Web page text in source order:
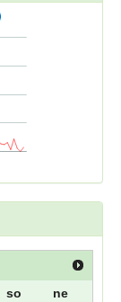
so ne